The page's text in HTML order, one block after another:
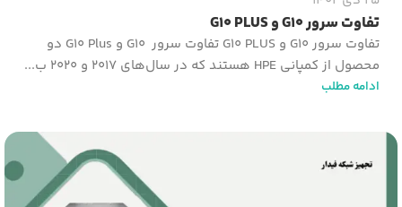
تفاوت سرور G10 و G10 PLUS
تفاوت سرور G10 و G10 PLUS تفاوت سرور G10 و G10 Plus دو
محصول از کمپانی HPE هستند که در سال‌های 2017 و 2020 ب...
ادامه مطلب